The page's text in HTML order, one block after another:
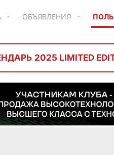
ОБЪЯВЛЕНИЯ
2025 LIMITED